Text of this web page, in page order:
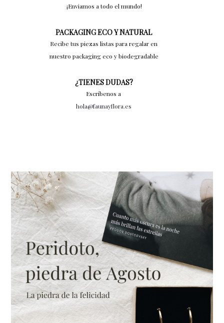
¡Enviamos a todo el mundo!
PACKAGING ECO Y NATURAL
Recibe tus piezas listas para regalar en
nuestro packaging eco y biodegradable
¿TIENES DUDAS?
Escríbenos a
hola@faunayflora.es